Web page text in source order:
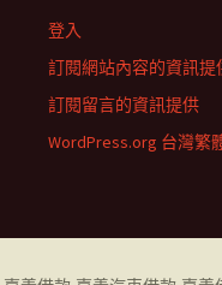
登入
訂閱網站內容的資訊提
訂閱留言的資訊提供
WordPress.org 台灣繁